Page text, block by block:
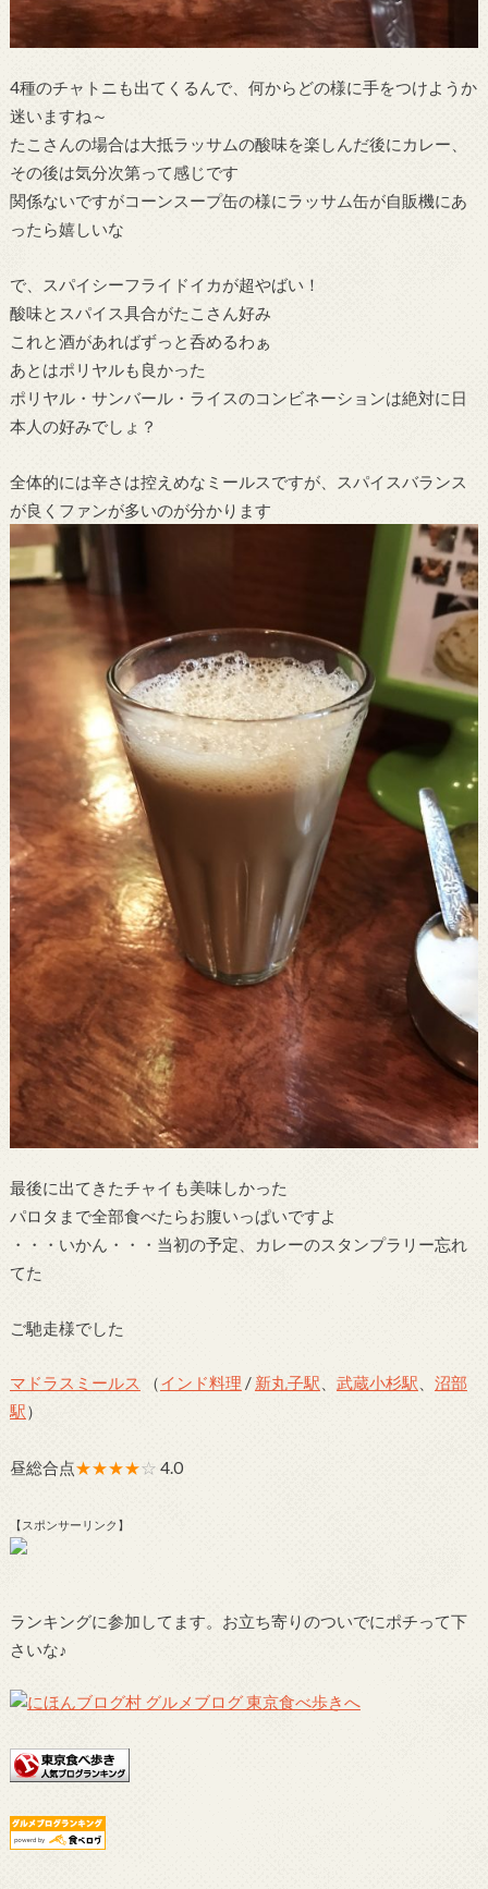
4種のチャトニも出てくるんで、何からどの様に手をつけようか
迷いますね～
たこさんの場合は大抵ラッサムの酸味を楽しんだ後にカレー、
その後は気分次第って感じです
関係ないですがコーンスープ缶の様にラッサム缶が自販機にあ
ったら嬉しいな
で、スパイシーフライドイカが超やばい！
酸味とスパイス具合がたこさん好み
これと酒があればずっと呑めるわぁ
あとはポリヤルも良かった
ポリヤル・サンバール・ライスのコンビネーションは絶対に日
本人の好みでしょ？
全体的には辛さは控えめなミールスですが、スパイスバランス
が良くファンが多いのが分かります
最後に出てきたチャイも美味しかった
パロタまで全部食べたらお腹いっぱいですよ
・・・いかん・・・当初の予定、カレーのスタンプラリー忘れ
てた
ご馳走様でした
マドラスミールス （インド料理 / 新丸子駅 武蔵小杉駅
沼部
駅）
昼総合点★★★★☆ 4.0
【スポンサーリンク】
ランキングに参加してます。お立ち寄りのついでにポチって下
さいな♪